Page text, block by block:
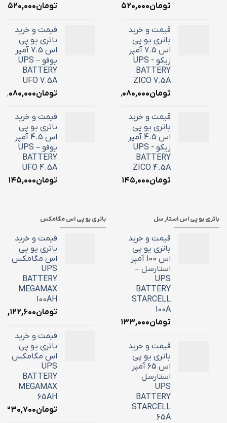
تومان۳,۵۲۰,۰۰۰
قیمت و خرید
باتری یو پی
اس 7.5 آمپر
زیکو - UPS
BATTERY
ZICO 7.5A
تومان۳,۰۸۰,۰۰۰
قیمت و خرید
باتری یو پی
اس 4.5 آمپر
زیکو - UPS
BATTERY
ZICO 4.5A
تومان۲,۱۴۵,۰۰۰
تومان۳,۵۲۰,۰۰۰
قیمت و خرید
باتری یو پی
اس 7.5 آمپر
یوفو – UPS
BATTERY
UFO 7.5A
تومان۳,۰۸۰,۰۰۰
قیمت و خرید
باتری یو پی
اس 4.5 آمپر
یوفو – UPS
BATTERY
UFO 4.5A
تومان۲,۱۴۵,۰۰۰
باتری یو پی اس استار سل
قیمت و خرید
باتری یو پی
اس 100 آمپر
استارسل –
UPS
BATTERY
STARCELL
100A
تومان۳۴,۱۳۳,۰۰۰
قیمت و خرید
باتری یو پی
اس 65 آمپر
استارسل –
UPS
BATTERY
STARCELL
65A
باتری یو پی اس مگامکس
قیمت و خرید
باتری یو پی
اس مگامکس
UPS
BATTERY
MEGAMAX
100AH
تومان
قیمت و خرید
باتری یو پی
اس مگامکس
UPS
BATTERY
MEGAMAX
65AH
تومان